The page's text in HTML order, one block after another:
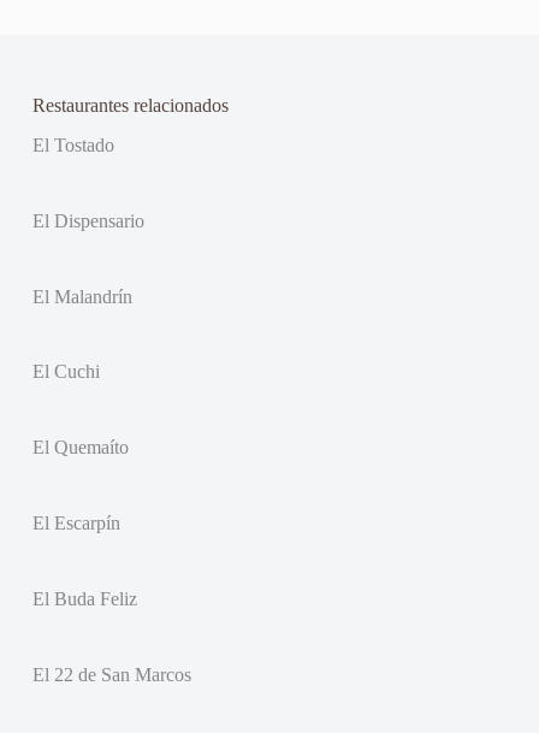
Restaurantes relacionados
El Tostado
El Dispensario
El Malandrín
El Cuchi
El Quemaíto
El Escarpín
El Buda Feliz
El 22 de San Marcos